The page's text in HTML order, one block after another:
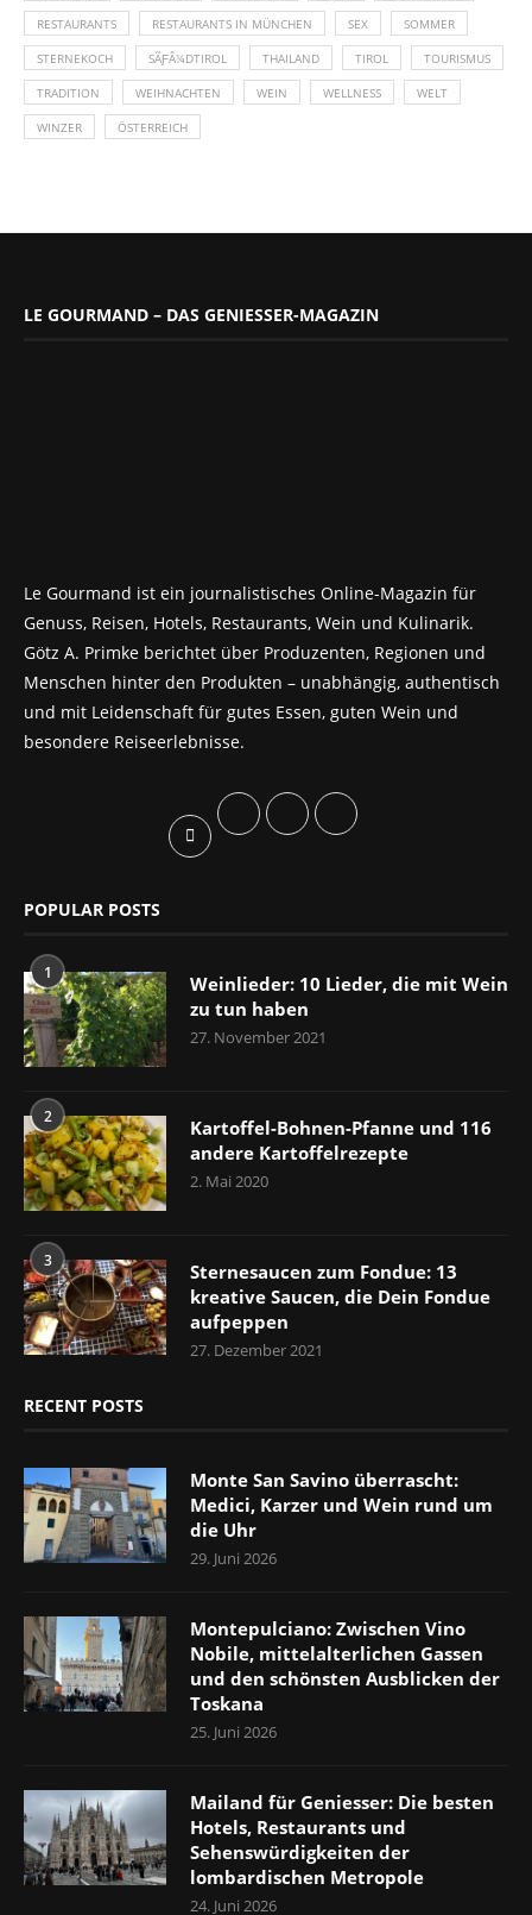
RESTAURANTS RESTAURANTS IN MÜNCHEN SEX SOMMER
STERNEKOCH SÃƑÂ¼DTIROL THAILAND TIROL TOURISMUS
TRADITION WEIHNACHTEN WEIN WELLNESS WELT
WINZER ÖSTERREICH
LE GOURMAND – DAS GENIESSER-MAGAZIN
Le Gourmand ist ein journalistisches Online-Magazin für
Genuss, Reisen, Hotels, Restaurants, Wein und Kulinarik.
Götz A. Primke berichtet über Produzenten, Regionen und
Menschen hinter den Produkten – unabhängig, authentisch
und mit Leidenschaft für gutes Essen, guten Wein und
besondere Reiseerlebnisse.
POPULAR POSTS
1
Weinlieder: 10 Lieder, die mit Wein
zu tun haben
27. November 2021
2
Kartoffel-Bohnen-Pfanne und 116
andere Kartoffelrezepte
2. Mai 2020
3
Sternesaucen zum Fondue: 13
kreative Saucen, die Dein Fondue
aufpeppen
27. Dezember 2021
RECENT POSTS
Monte San Savino überrascht:
Medici, Karzer und Wein rund um
die Uhr
29. Juni 2026
Montepulciano: Zwischen Vino
Nobile, mittelalterlichen Gassen
und den schönsten Ausblicken der
Toskana
25. Juni 2026
Mailand für Geniesser: Die besten
Hotels, Restaurants und
Sehenswürdigkeiten der
lombardischen Metropole
24. Juni 2026